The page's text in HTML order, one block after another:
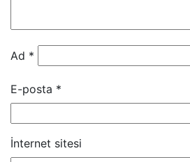
Ad *
E-posta *
İnternet sitesi